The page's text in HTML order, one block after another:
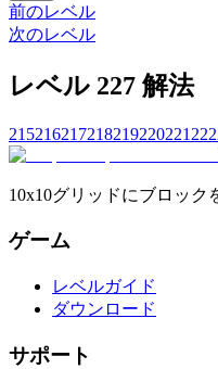
前のレベル
次のレベル
レベル 227 解法
215216217218219220221 222
10x10グリッドにブロッ
ゲーム
レベルガイド
ダウンロード
サポート